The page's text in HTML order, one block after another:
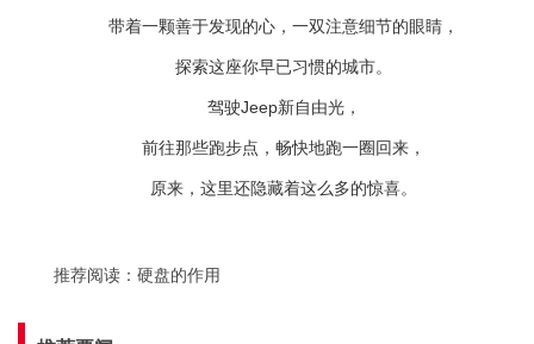
带着一颗善于发现的心，一双注意细节的眼睛，
探索这座你早已习惯的城市。
驾驶Jeep新自由光，
前往那些跑步点，畅快地跑一圈回来，
原来，这里还隐藏着这么多的惊喜。
推荐阅读： 硬盘的作用